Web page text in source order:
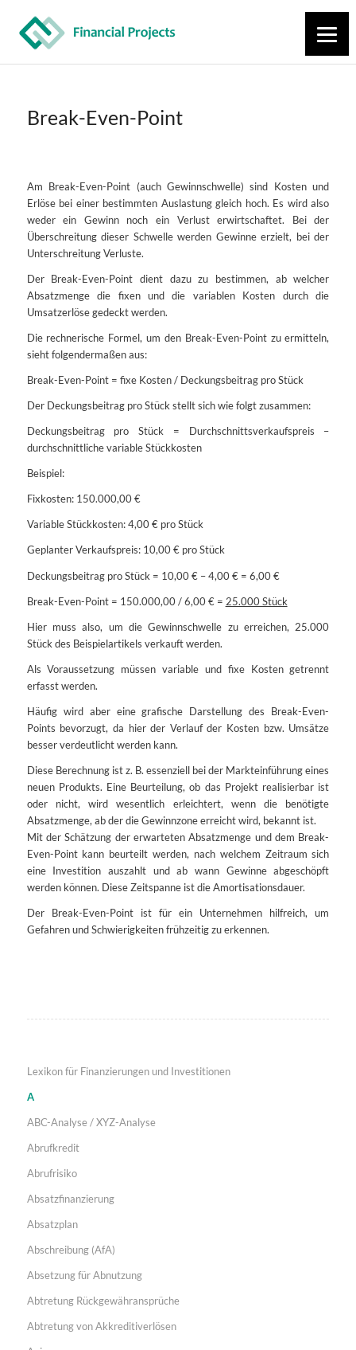
Break-Even-Point
Am Break-Even-Point (auch Gewinnschwelle) sind Kosten und
Erlöse bei einer bestimmten Auslastung gleich hoch. Es wird also
weder ein Gewinn noch ein Verlust erwirtschaftet. Bei der
Überschreitung dieser Schwelle werden Gewinne erzielt, bei der
Unterschreitung Verluste.
Der Break-Even-Point dient dazu zu bestimmen, ab welcher
Absatzmenge die fixen und die variablen Kosten durch die
Umsatzerlöse gedeckt werden.
Die rechnerische Formel, um den Break-Even-Point zu ermitteln,
sieht folgendermaßen aus:
Break-Even-Point = fixe Kosten / Deckungsbeitrag pro Stück
Der Deckungsbeitrag pro Stück stellt sich wie folgt zusammen:
Deckungsbeitrag pro Stück = Durchschnittsverkaufspreis –
durchschnittliche variable Stückkosten
Beispiel:
Fixkosten: 150.000,00 €
Variable Stückkosten: 4,00 € pro Stück
Geplanter Verkaufspreis: 10,00 € pro Stück
Deckungsbeitrag pro Stück = 10,00 € – 4,00 € = 6,00 €
Break-Even-Point = 150.000,00 / 6,00 € = 25.000 Stück
Hier muss also, um die Gewinnschwelle zu erreichen, 25.000
Stück des Beispielartikels verkauft werden.
Als Voraussetzung müssen variable und fixe Kosten getrennt
erfasst werden.
Häufig wird aber eine grafische Darstellung des Break-Even-
Points bevorzugt, da hier der Verlauf der Kosten bzw. Umsätze
besser verdeutlicht werden kann.
Diese Berechnung ist z. B. essenziell bei der Markteinführung eines
neuen Produkts. Eine Beurteilung, ob das Projekt realisierbar ist
oder nicht, wird wesentlich erleichtert, wenn die benötigte
Absatzmenge, ab der die Gewinnzone erreicht wird, bekannt ist.
Mit der Schätzung der erwarteten Absatzmenge und dem Break-
Even-Point kann beurteilt werden, nach welchem Zeitraum sich
eine Investition auszahlt und ab wann Gewinne abgeschöpft
werden können. Diese Zeitspanne ist die Amortisationsdauer.
Der Break-Even-Point ist für ein Unternehmen hilfreich, um
Gefahren und Schwierigkeiten frühzeitig zu erkennen.
Lexikon für Finanzierungen und Investitionen
A
ABC-Analyse / XYZ-Analyse
Abrufkredit
Abrufrisiko
Absatzfinanzierung
Absatzplan
Abschreibung (AfA)
Absetzung für Abnutzung
Abtretung Rückgewähransprüche
Abtretung von Akkreditiverlösen